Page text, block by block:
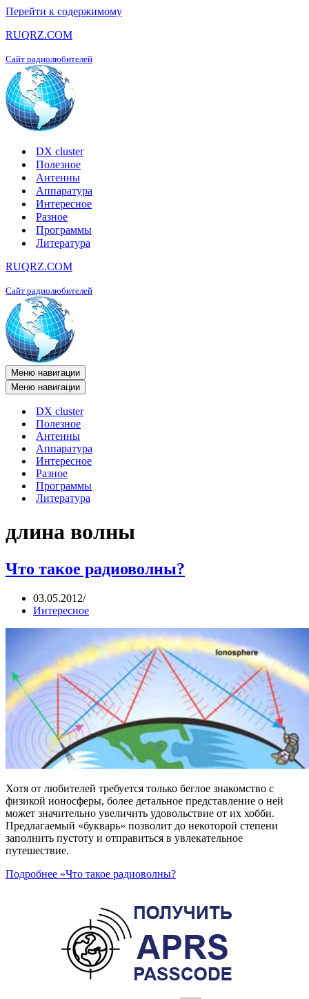
Перейти к содержимому
RUQRZ.COM
Сайт радиолюбителей
DX cluster
Полезное
Антенны
Аппаратура
Интересное
Разное
Программы
Литература
RUQRZ.COM
Сайт радиолюбителей
Меню навигации
Меню навигации
DX cluster
Полезное
Антенны
Аппаратура
Интересное
Разное
Программы
Литература
длина волны
Что такое радиоволны?
03.05.2012
Интересное
Хотя от любителей требуется только беглое знакомство с
физикой ионосферы, более детальное представление о ней
может значительно увеличить удовольствие от их хобби.
Предлагаемый «букварь» позволит до некоторой степени
заполнить пустоту и отправиться в увлекательное
путешествие.
Подробнее »Что такое радиоволны?